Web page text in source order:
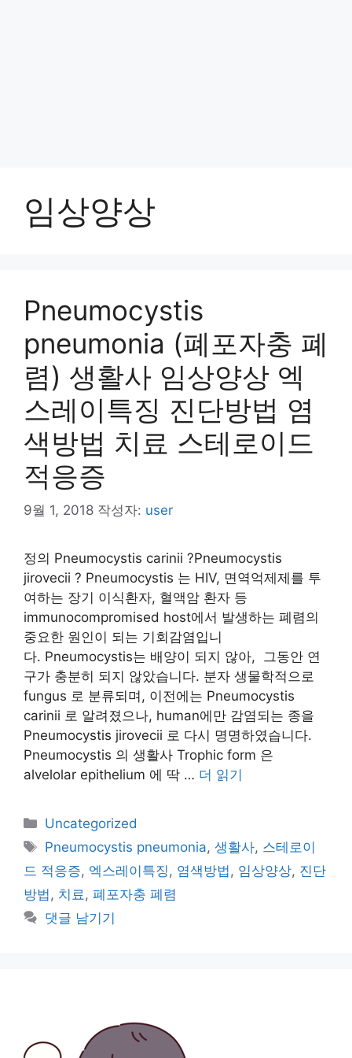
임상양상
Pneumocystis
pneumonia (폐포자충 폐
렴) 생활사 임상양상 엑
스레이특징 진단방법 염
색방법 치료 스테로이드
적응증
9월 1, 2018 작성자: user
정의 Pneumocystis carinii ?Pneumocystis
jirovecii ? Pneumocystis 는 HIV, 면역억제제를 투
여하는 장기 이식환자, 혈액암 환자 등
immunocompromised host에서 발생하는 폐렴의
중요한 원인이 되는 기회감염입니
다. Pneumocystis는 배양이 되지 않아, 그동안 연
구가 충분히 되지 않았습니다. 분자 생물학적으로
fungus 로 분류되며, 이전에는 Pneumocystis
carinii 로 알려졌으나, human에만 감염되는 종을
Pneumocystis jirovecii 로 다시 명명하였습니다.
Pneumocystis 의 생활사 Trophic form 은
alvelolar epithelium 에 딱 … 더 읽기
카
테
리
Uncategorized
태
그
Pneumocystis pneumonia,생활사, 스테로이
드 적응증, 엑스레이특징, 염색방법, 임상양상, 진단
방법, 치료, 폐포자충 폐렴
댓글 남기기